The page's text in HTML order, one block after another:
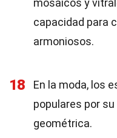
mosaicos y
capacidad para
armoniosos.
18
En la moda, los
populares por
geométrica.